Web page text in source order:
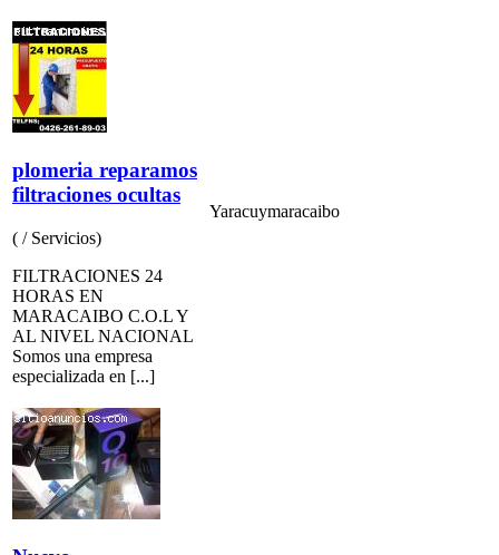
plomeria reparamos
filtraciones ocultas
( / Servicios)
FILTRACIONES 24
HORAS EN
MARACAIBO C.O.L Y
AL NIVEL NACIONAL
Somos una empresa
especializada en [...]
Yaracuymaracaibo